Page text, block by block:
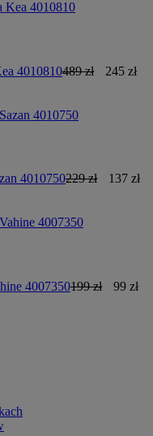
4010810489 zł
245 zł
4010750229 zł
137 zł
4007350199 zł
99 zł